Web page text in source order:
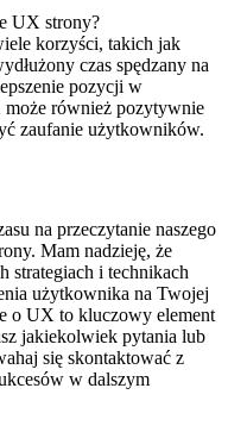
UX strony?
korzyści, takich jak
czas spędzany na⁤
pozycji w
również pozytywnie
zaufanie użytkowników.
na przeczytanie naszego
Mam nadzieję, że
strategiach i technikach
użytkownika na Twojej
o UX to kluczowy element
jakiekolwiek pytania lub
się skontaktować z
w ‍dalszym